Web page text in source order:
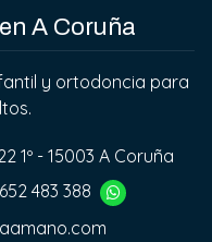
A Coruña
y ortodoncia para
1º - 15003 A Coruña
652 483 388